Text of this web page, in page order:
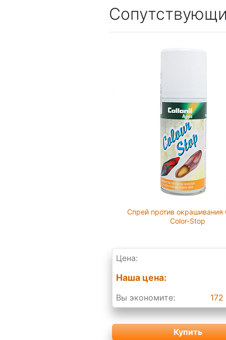
Спрей против окрашивания
Color-Stop
Цена:
Наша цена:
Вы экономите:
Купить